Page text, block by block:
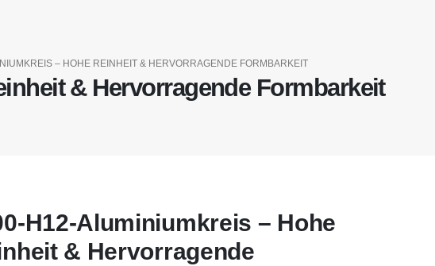
– HOHE REINHEIT & HERVORRAGENDE FORMBARKEIT
& Hervorragende Formbarkeit
H12-Aluminiumkreis – Hohe
& Hervorragende